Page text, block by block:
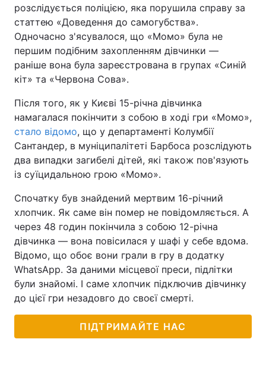
розслідується поліцією, яка порушила справу за
статтею «Доведення до самогубства».
Одночасно з'ясувалося, що «Момо» була не
першим подібним захопленням дівчинки —
раніше вона була зареєстрована в групах «Синій
кіт» та «Червона Сова».
Після того, як у Києві 15-річна дівчинка
намагалася покінчити з собою в ході гри «Момо»,
стало відомо, що у департаменті Колумбії
Сантандер, в муніципалітеті Барбоса розслідують
два випадки загибелі дітей, які також пов'язують
із суїцидальною грою «Момо».
Спочатку був знайдений мертвим 16-річний
хлопчик. Як саме він помер не повідомляється. А
через 48 годин покінчила з собою 12-річна
дівчинка — вона повісилася у шафі у себе вдома.
Відомо, що обоє вони грали в гру в додатку
WhatsApp. За даними місцевої преси, підлітки
були знайомі. І саме хлопчик підключив дівчинку
до цієї гри незадовго до своєї смерті.
ПІДТРИМАЙТЕ НАС